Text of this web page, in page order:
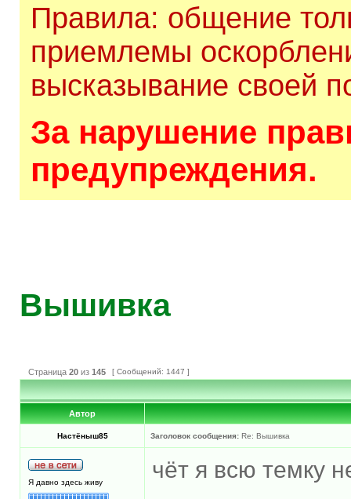
Правила: общение
приемлемы
высказывание своей
За нарушение
предупреждения.
Вышивка
Страница 20 из 145 [ Сообщений: 1447 ]
Автор
Настёныш85 Заголовок сообщения: Re: Вышивка
Я давно здесь живу чёт я всю темку